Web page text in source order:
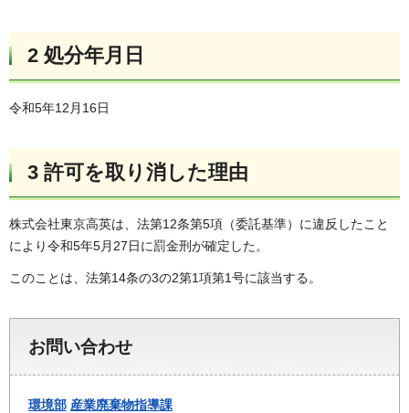
2 処分年月日
令和5年12月16日
3 許可を取り消した理由
株式会社東京高英は、法第12条第5項（委託基準）に違反したこと
により令和5年5月27日に罰金刑が確定した。
このことは、法第14条の3の2第1項第1号に該当する。
お問い合わせ
環境部 産業廃棄物指導課